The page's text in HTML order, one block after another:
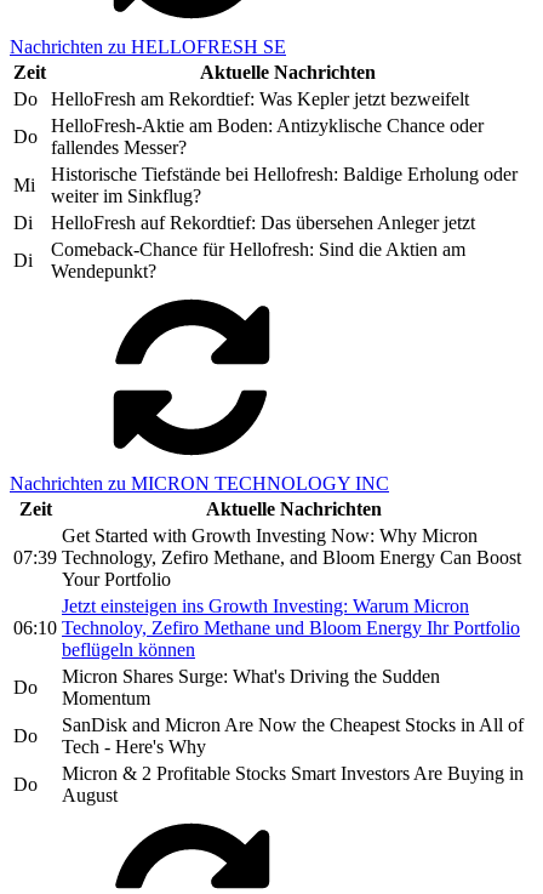
Nachrichten zu HELLOFRESH SE
Zeit
Aktuelle Nachrichten
Do
HelloFresh am Rekordtief: Was Kepler jetzt bezweifelt
Do
HelloFresh-Aktie am Boden: Antizyklische Chance oder
fallendes Messer?
Mi
Historische Tiefstände bei Hellofresh: Baldige Erholung oder
weiter im Sinkflug?
Di
HelloFresh auf Rekordtief: Das übersehen Anleger jetzt
Di
Comeback-Chance für Hellofresh: Sind die Aktien am
Wendepunkt?
Nachrichten zu MICRON TECHNOLOGY INC
Zeit
Aktuelle Nachrichten
07:39
Get Started with Growth Investing Now: Why Micron
Technology, Zefiro Methane, and Bloom Energy Can Boost
Your Portfolio
06:10
Jetzt einsteigen ins Growth Investing: Warum Micron
Technoloy, Zefiro Methane und Bloom Energy Ihr Portfolio
beflügeln können
Do
Micron Shares Surge: What's Driving the Sudden
Momentum
Do
SanDisk and Micron Are Now the Cheapest Stocks in All of
Tech - Here's Why
Do
Micron & 2 Profitable Stocks Smart Investors Are Buying in
August